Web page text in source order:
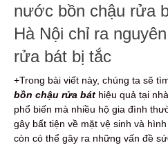
nước bồn chậu rửa
Hà Nội chỉ ra
rửa bát bị tắc
+Trong bài viết này, chúng ta sẽ
bồn chậu rửa bát hiệu quả tại
phổ biến mà nhiều hộ gia đình
gây bất tiện về mặt vệ sinh và
còn có thể gây ra những vấn đề